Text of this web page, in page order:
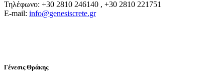
Τηλέφωνο: +30 2810 246140 , +30 2810 221751
E-mail: info@genesiscrete.gr
Γένεσις Θράκης